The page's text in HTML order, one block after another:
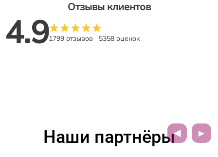
Отзывы клиентов
4.91799 отзывов 5358 оценок
Наши партнёры